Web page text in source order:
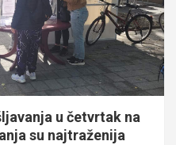
u četvrtak na
su najtraženija